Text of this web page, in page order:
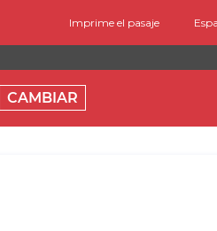
Imprime el pasaje
CAMBIAR